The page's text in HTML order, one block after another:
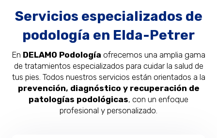
Servicios especializados de
podología en Elda-Petrer
En DELAMO Podología ofrecemos una amplia gama
de tratamientos especializados para cuidar la salud de
tus pies. Todos nuestros servicios están orientados a la
prevención, diagnóstico y recuperación de
patologías podológicas, con un enfoque
profesional y personalizado.